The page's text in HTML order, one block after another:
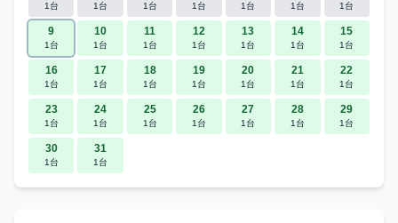
1台 1台 1台 1台 1台 1台 1台
9
1台
10
1台
11
1台
12
1台
13
1台
14
1台
15
1台
16
1台
17
1台
18
1台
19
1台
20
1台
21
1台
22
1台
23
1台
24
1台
25
1台
26
1台
27
1台
28
1台
29
1台
30
1台
31
1台